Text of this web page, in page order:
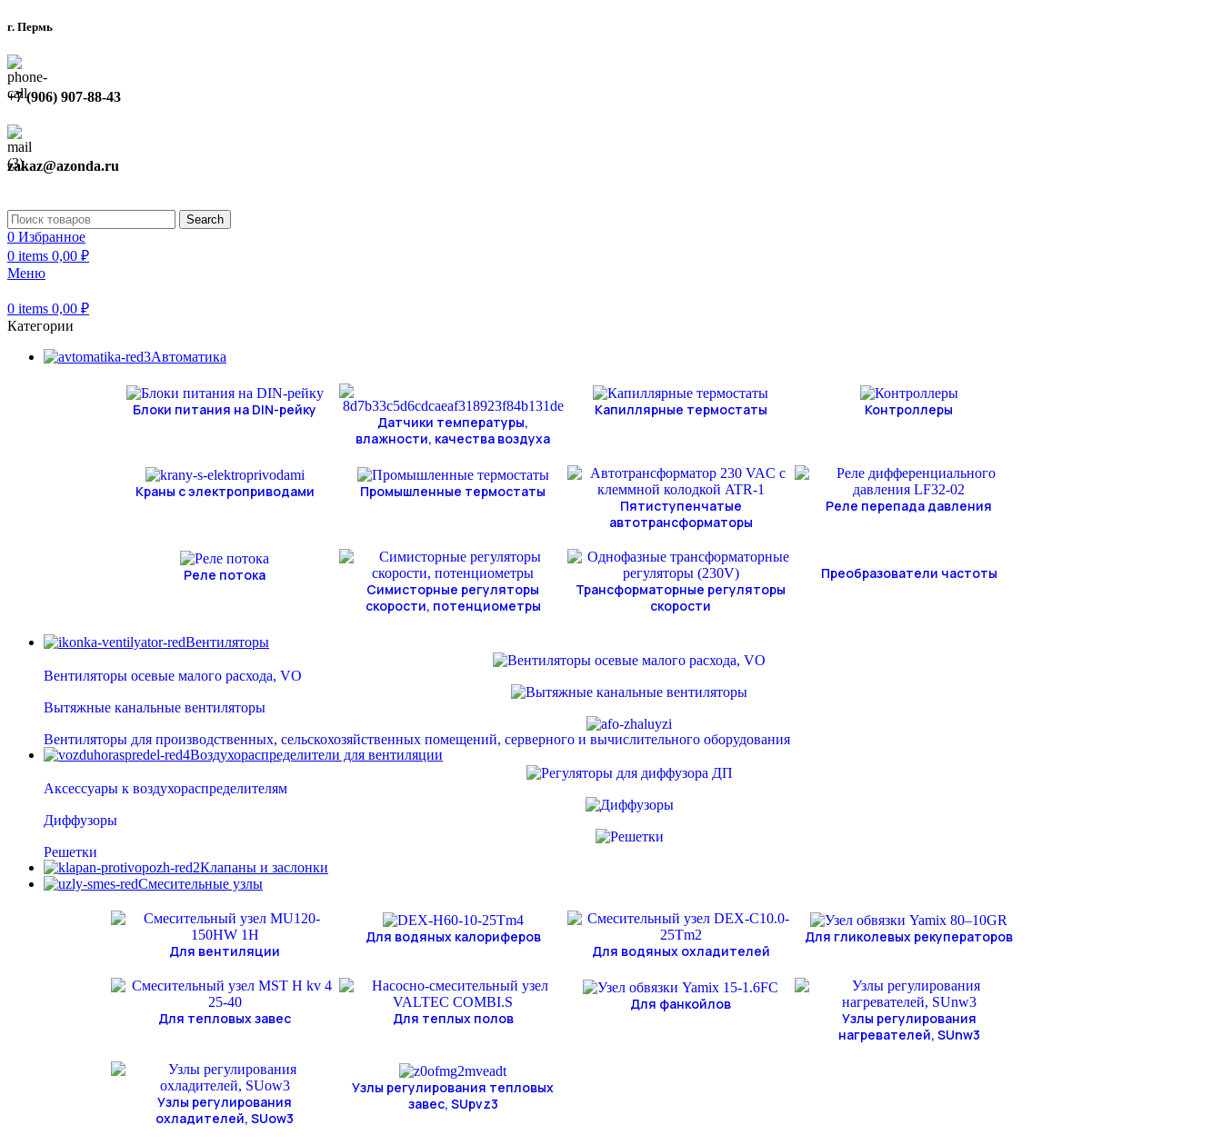
г. Пермь
+7 (906) 907-88-43
zakaz@azonda.ru
Search
0 Избранное
0 items 0,00 ₽
Меню
0 items 0,00 ₽
Категории
Автоматика
Блоки питания на DIN-рейку
Датчики температуры,
влажности, качества воздуха
Капиллярные термостаты Контроллеры
Краны с электроприводами
Промышленные термостаты
Пятиступенчатые
автотрансформаторы
Реле перепада давления
Реле потока
Симисторные регуляторы
скорости, потенциометры
Трансформаторные регуляторы
скорости
Преобразователи частоты
Вентиляторы
Вентиляторы осевые малого расхода, VO
Вытяжные канальные вентиляторы
Вентиляторы для производственных, сельскохозяйственных помещений, серверного и вычислительного оборудования
Воздухораспределители для вентиляции
Аксессуары к воздухораспределителям
Диффузоры
Решетки
Клапаны и заслонки
Смесительные узлы
Для вентиляции
Для водяных калориферов
Для водяных охладителей
Для гликолевых рекуператоров
Для тепловых завес Для теплых полов
Для фанкойлов
Узлы регулирования
нагревателей, SUnw3
Узлы регулирования
охладителей, SUow3
Узлы регулирования тепловых
завес, SUpvz3